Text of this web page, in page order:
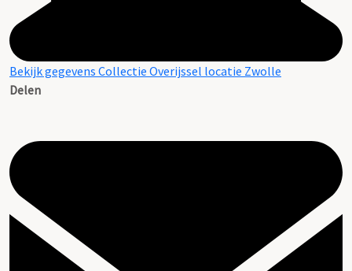
Bekijk gegevens Collectie Overijssel locatie Zwolle
Delen